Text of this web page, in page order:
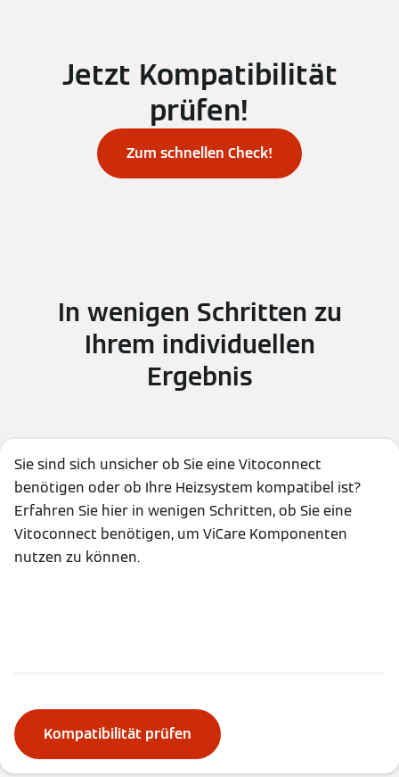
Jetzt Kompatibilität
prüfen!
Zum schnellen Check!
In wenigen Schritten zu
Ihrem individuellen
Ergebnis
Sie sind sich unsicher ob Sie eine Vitoconnect
benötigen oder ob Ihre Heizsystem kompatibel ist?
Erfahren Sie hier in wenigen Schritten, ob Sie eine
Vitoconnect benötigen, um ViCare Komponenten
nutzen zu können.
Kompatibilität prüfen